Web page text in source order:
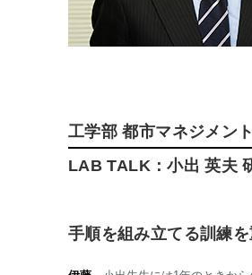
工学部 都市マネジメン
LAB TALK：小出 英夫
手順を組み立てる訓練